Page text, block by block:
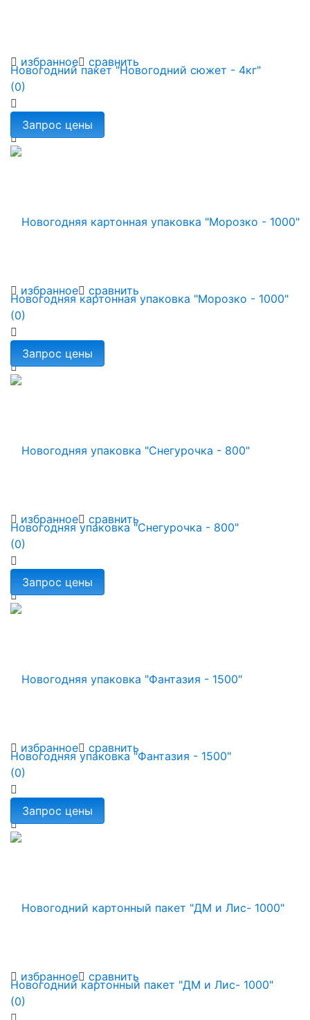
избранное сравнить
избранное сравнить
Новогодний пакет "Новогодний сюжет - 4кг"
(0)
избранное сравнить
Новогодняя картонная упаковка "Морозко - 1000"
(0)
избранное сравнить
Новогодняя упаковка "Снегурочка - 800"
(0)
избранное сравнить
Новогодняя упаковка "Фантазия - 1500"
(0)
Новогодний картонный пакет "ДМ и Лис- 1000"
(0)